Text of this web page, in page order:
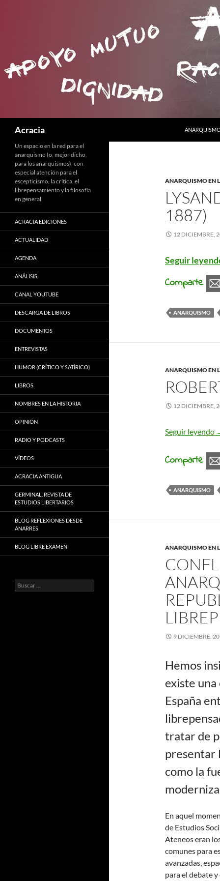
Acracia
ANARQUISMO EN
1887)
12 DICIEMBRE,
Seguir
Comparte
ANARQUISMO
ANARQUISMO EN
12 DICIEMBRE,
Seguir leyendo
Comparte
ANARQUISMO
ANARQUISMO EN
9 DICIEMBRE,
Hemos
existe una
España
tratar de
presentar
como la
En aquel
de Estudios
Ateneos eran
comunes para
avanzadas,
para el debate
Un espacio en la red para el
anarquismo (o, mejor dicho,
para los anarquismos), con
especial atención para el
escepticismo, la crítica, el
librepensamiento y la filosofía
en general
ACRACIA EDICIONES
ACTUALIDAD
AGENDA
ANÁLISIS
CANAL YOUTUBE
DESCARGA DE LIBROS
DOCUMENTOS
ENTREVISTAS
HUMOR (CRÍTICO Y SATÍRICO)
LIBROS
NOMBRES EN LA HISTORIA
OPINIÓN
RADIO Y PODCASTS
VÍDEOS
ACRACIA ANTIGUA
GERMINAL. REVISTA DE
ESTUDIOS LIBERTARIOS
BLOG REFLEXIONES DESDE
ANARRES
BLOG LIBRE EXAMEN
Buscar: